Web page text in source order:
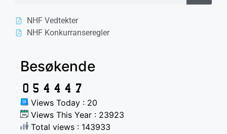
NHF Vedtekter
NHF Konkurranseregler
Besøkende
Views Today : 20
Views This Year : 23923
Total views : 143933